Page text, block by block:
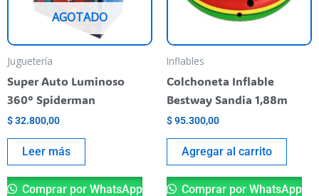
AGOTADO
Juguetería
Super Auto Luminoso
360° Spiderman
$32.800,00
Leer más
Comprar por WhatsApp
Inflables
Colchoneta Inflable
Bestway Sandia 1,88m
$95.300,00
Agregar al carrito
Comprar por WhatsApp